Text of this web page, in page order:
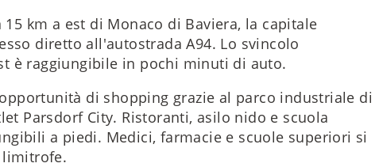
km a est di Monaco di Baviera, la capitale
diretto all'autostrada A94. Lo svincolo
è raggiungibile in pochi minuti di auto.
di shopping grazie al parco industriale di
Parsdorf City. Ristoranti, asilo nido e scuola
a piedi. Medici, farmacie e scuole superiori si